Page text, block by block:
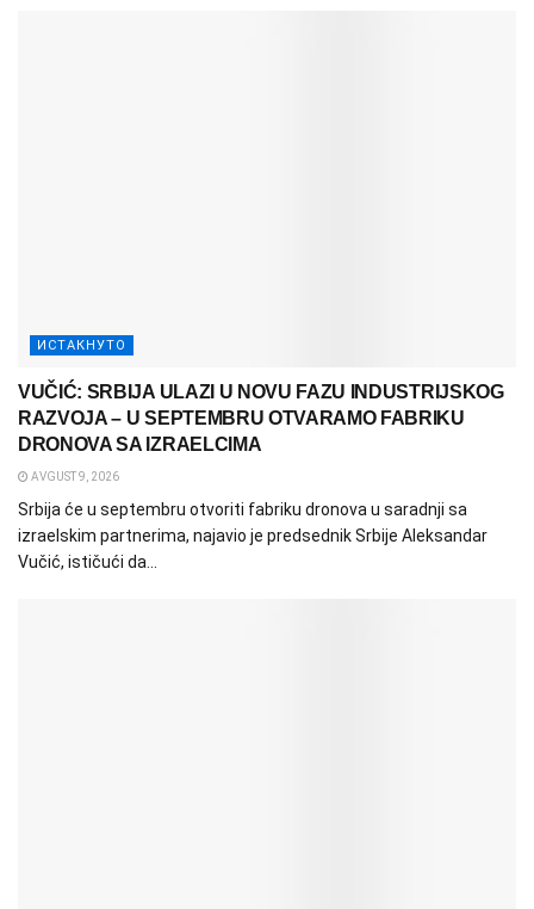
ИСТАКНУТО
VUČIĆ: SRBIJA ULAZI U NOVU FAZU INDUSTRIJSKOG
RAZVOJA – U SEPTEMBRU OTVARAMO FABRIKU
DRONOVA SA IZRAELCIMA
AVGUST 9, 2026
Srbija će u septembru otvoriti fabriku dronova u saradnji sa
izraelskim partnerima, najavio je predsednik Srbije Aleksandar
Vučić, ističući da...